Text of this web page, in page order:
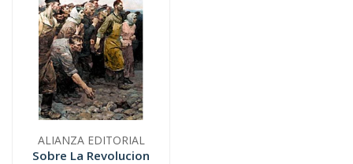
ALIANZA EDITORIAL
Sobre La Revolucion